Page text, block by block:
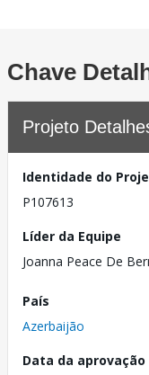
Chave
Projeto
Identidade do
P107613
Líder da Equipe
Joanna Peace De
País
Azerbaijão
Data da aprovação